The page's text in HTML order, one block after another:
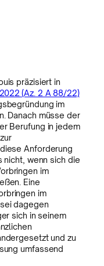
präzisiert in
(Az. 2 A 88/22)
im
Danach müsse der
Berufung in jedem
Anforderung
nicht, wenn sich die
im
Eine
im
dagegen
sich in seinem
und zu
umfassend